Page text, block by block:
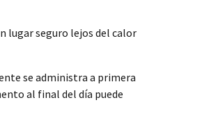
lugar seguro lejos del calor
se administra a primera
al final del día puede